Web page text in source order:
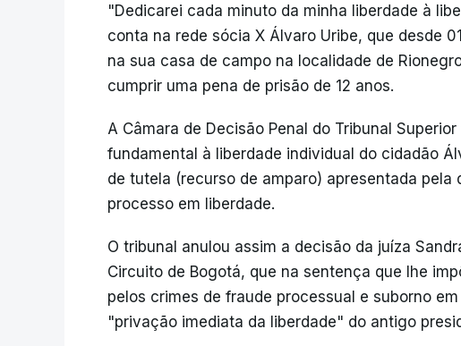
"Dedicarei cada minuto da minha liberdade à
conta na rede sócia X Álvaro Uribe, que desde
na sua casa de campo na localidade de
cumprir uma pena de prisão de 12 anos.
A Câmara de Decisão Penal do Tribunal
fundamental à liberdade individual do cidadão
de tutela (recurso de amparo) apresentada
processo em liberdade.
O tribunal anulou assim a decisão da juíza
Circuito de Bogotá, que na sentença que lhe
pelos crimes de fraude processual e suborno
"privação imediata da liberdade" do antigo